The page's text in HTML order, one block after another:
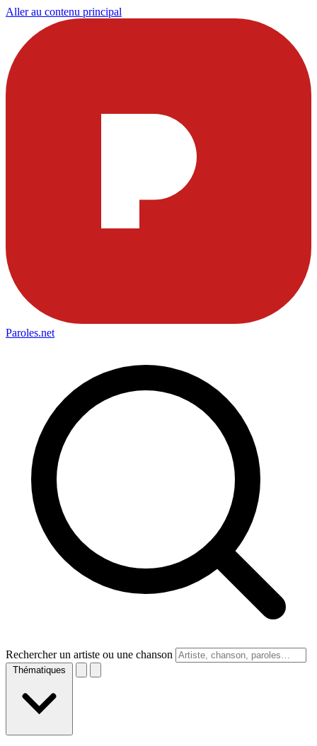
Aller au contenu principal
Paroles.net
Rechercher un artiste ou une chanson
Thématiques